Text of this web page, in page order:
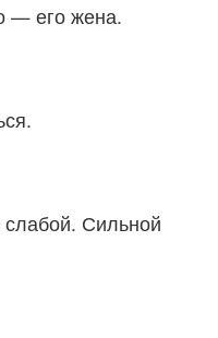
— его жена.
Сильной